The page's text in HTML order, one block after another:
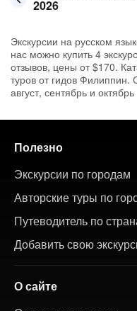
2026
Экскурсии на русском
нас можно купить 4
отзывов, цены от $170.
туров от гидов Филиппин.
август, сентябрь и октябрь
Полезно
Экскурсии по городам
Авторские туры по
Путеводитель по
Добавить свою
О сайте